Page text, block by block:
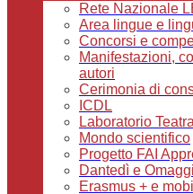
Rete Nazionale
Area lingue e
Concorsi e
Manifestazioni,
autori
Cerimonia di
ICDL
Laboratorio
Mondo scientifico
Progetto FAI
Dantedì e
Erasmus + e